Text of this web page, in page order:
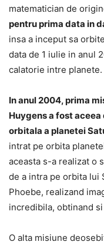
matematician de
pentru prima data in
insa a inceput sa
data de 1 iulie in anul
calatorie intre planete.
In anul 2004, prima
Huygens a fost
orbitala a planetei
intrat pe orbita
aceasta s-a realizat o
de a intra pe orbita lui
Phoebe, realizand
incredibila, obtinand
O alta misiune